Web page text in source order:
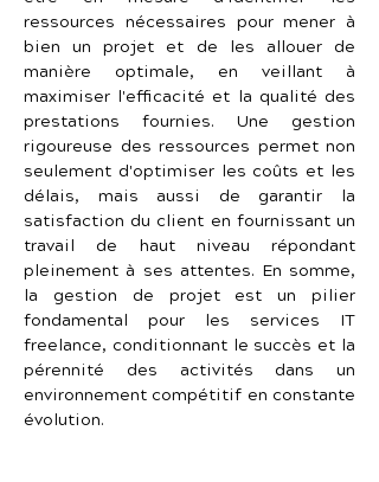
ressources nécessaires pour mener à
bien un projet et de les allouer de
manière optimale, en veillant à
maximiser l'efficacité et la qualité des
prestations fournies. Une gestion
rigoureuse des ressources permet non
seulement d'optimiser les coûts et les
délais, mais aussi de garantir la
satisfaction du client en fournissant un
travail de haut niveau répondant
pleinement à ses attentes. En somme,
la gestion de projet est un pilier
fondamental pour les services IT
freelance, conditionnant le succès et la
pérennité des activités dans un
environnement compétitif en constante
évolution.